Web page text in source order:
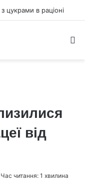
цукрами в раціоні
від
Час читання: 1 хвилина